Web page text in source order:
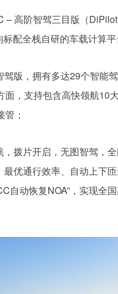
– 高阶智驾三目版（
配全栈自研的车载计算
版，拥有多达29个智能
面，支持包含高快领航10
；
拨片开启，无图智驾，
优通行效率、自动上下
自动恢复NOA”，实现全